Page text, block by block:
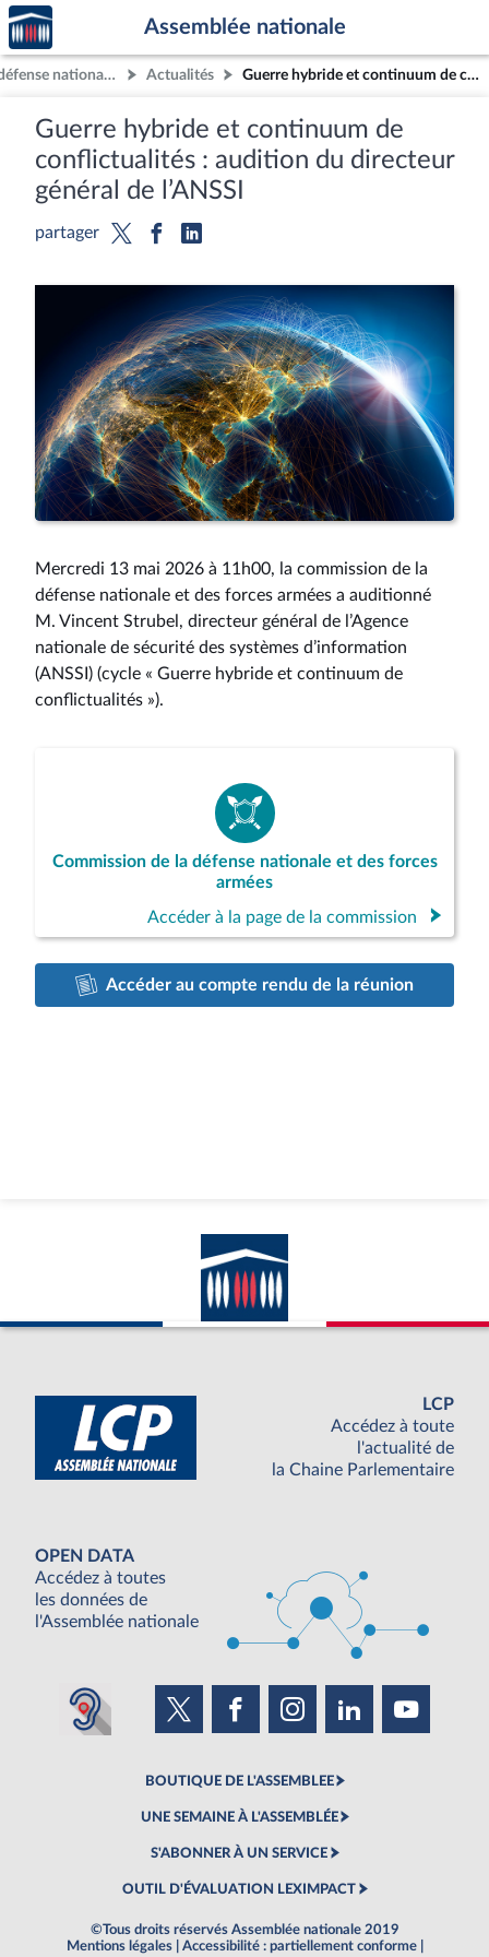
Aller au contenu
Aller en bas de la page
Accèder
à la
page
d'accueil
Assemblée nationale
Commission de la défense nationale et des forces armées Actualités Guerre hybride et continuum de conflictualités : audition du directeur général de l’ANSSI
Guerre hybride et continuum de
conflictualités : audition du directeur
général de l’ANSSI
partager
Mercredi 13 mai 2026 à 11h00, la commission de la
défense nationale et des forces armées a auditionné
M. Vincent Strubel, directeur général de l’Agence
nationale de sécurité des systèmes d’information
(ANSSI) (cycle « Guerre hybride et continuum de
conflictualités »).
Commission de la défense nationale et des forces
armées
Accéder à la page de la commission
Accéder au compte rendu de la réunion
LCP
Accédez à toute
l'actualité de
la Chaine Parlementaire
OPEN DATA
Accédez à toutes
les données de
l'Assemblée nationale
BOUTIQUE DE L'ASSEMBLEE
UNE SEMAINE À L'ASSEMBLÉE
S'ABONNER À UN SERVICE
OUTIL D'ÉVALUATION LEXIMPACT
©Tous droits réservés Assemblée nationale 2019
Mentions légales
Accessibilité : partiellement conforme